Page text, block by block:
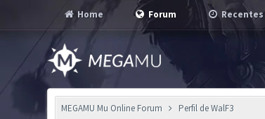
Home Forum Recentes
MEGAMU Mu Online Forum Perfil de WalF3